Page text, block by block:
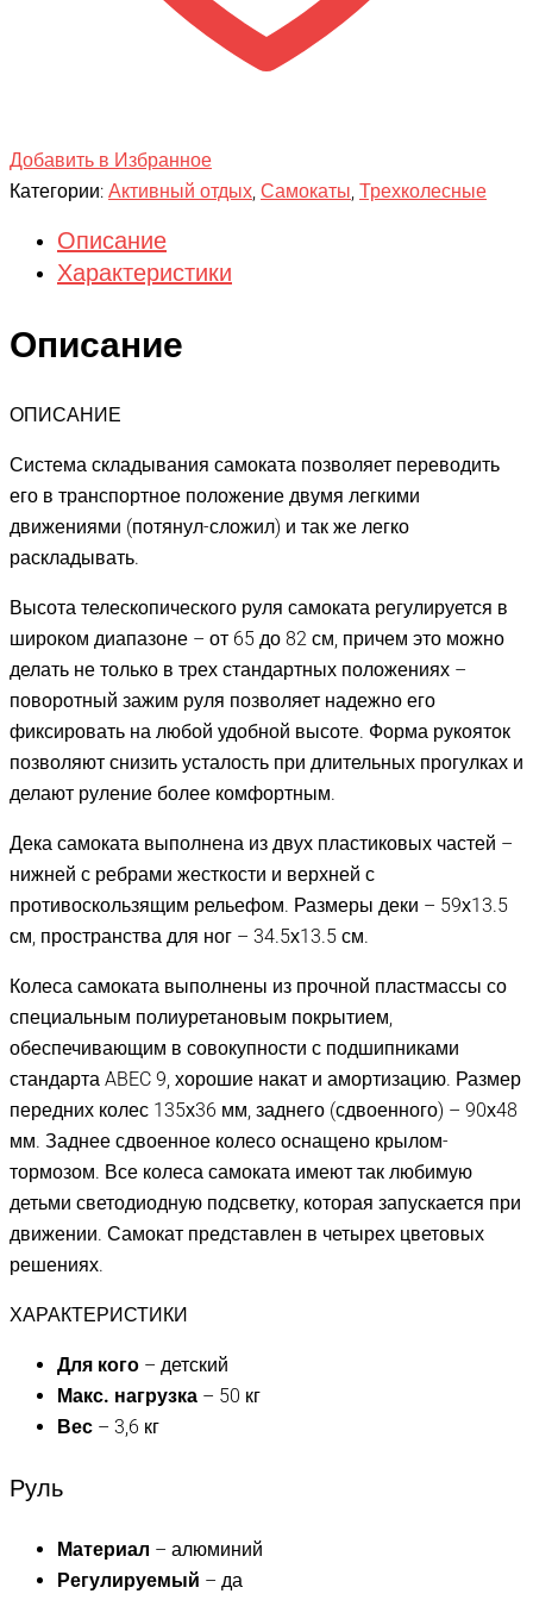
Добавить в Избранное
Категории: Активный отдых Самокаты Трехколесные
Описание
Характеристики
Описание
ОПИСАНИЕ
Система складывания самоката позволяет переводить
его в транспортное положение двумя легкими
движениями (потянул-сложил) и так же легко
раскладывать.
Высота телескопического руля самоката регулируется в
широком диапазоне – от 65 до 82 см, причем это можно
делать не только в трех стандартных положениях –
поворотный зажим руля позволяет надежно его
фиксировать на любой удобной высоте. Форма рукояток
позволяют снизить усталость при длительных прогулках и
делают руление более комфортным.
Дека самоката выполнена из двух пластиковых частей –
нижней с ребрами жесткости и верхней с
противоскользящим рельефом. Размеры деки – 59х13.5
см, пространства для ног – 34.5х13.5 см.
Колеса самоката выполнены из прочной пластмассы со
специальным полиуретановым покрытием,
обеспечивающим в совокупности с подшипниками
стандарта ABEC 9, хорошие накат и амортизацию. Размер
передних колес 135х36 мм, заднего (сдвоенного) – 90х48
мм. Заднее сдвоенное колесо оснащено крылом-
тормозом. Все колеса самоката имеют так любимую
детьми светодиодную подсветку, которая запускается при
движении. Самокат представлен в четырех цветовых
решениях.
ХАРАКТЕРИСТИКИ
Для кого – детский
Макс. нагрузка – 50 кг
Вес – 3,6 кг
Руль
Материал – алюминий
Регулируемый – да